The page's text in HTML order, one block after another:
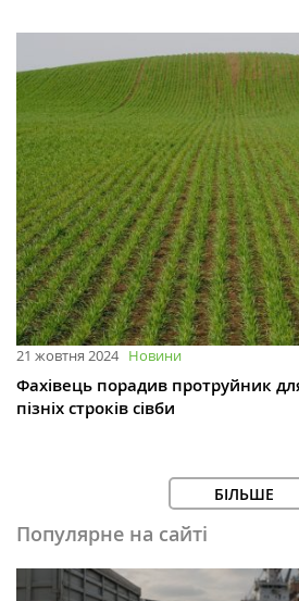
21 жовтня 2024 Новини
Фахівець порадив протруйник
пізніх строків сівби
БІЛЬШЕ
Популярне на сайті